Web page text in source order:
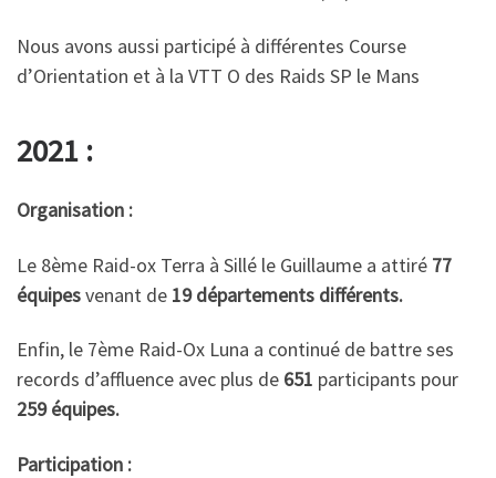
Nous avons aussi participé à différentes Course
d’Orientation et à la VTT O des Raids SP le Mans
2021 :
Organisation :
Le 8ème Raid-ox Terra à Sillé le Guillaume a attiré 77
équipesvenant de 19 départements différents.
Enfin, le 7ème Raid-Ox Luna a continué de battre ses
records d’affluence avec plus de 651 participants pour
259 équipes.
Participation :